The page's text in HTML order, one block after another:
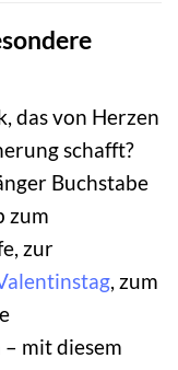
das von Herzen
schafft?
Buchstabe
zum
zur
, zum
mit diesem